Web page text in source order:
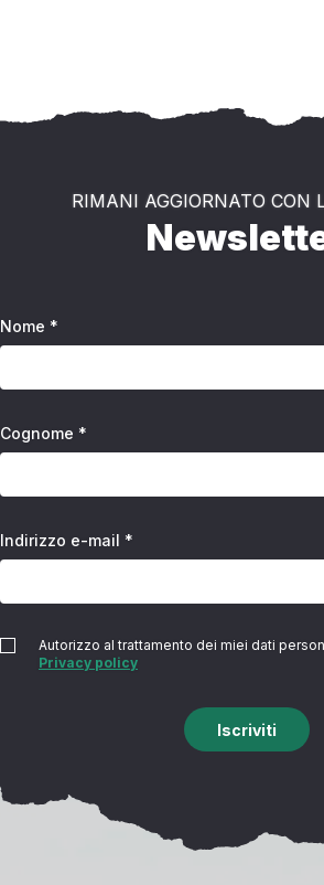
RIMANI AGGIORNATO CON
Nome *
Cognome *
Indirizzo e-mail *
Autorizzo al trattamento dei miei dati
Privacy policy
Iscriviti